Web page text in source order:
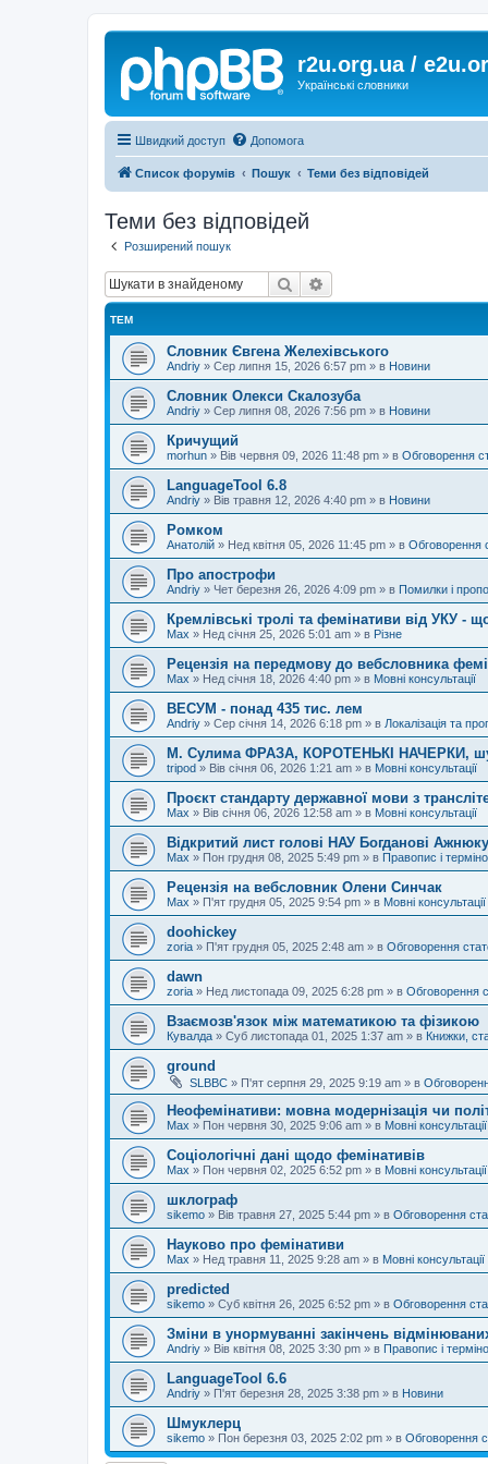
r2u.org.ua /
Українські словники
Швидкий доступ Допомога
Список форумів Пошук Теми без відповідей
Теми без відповідей
Розширений пошук
Пошук
ТЕМ
Словник Євгена Желехівського
Andriy » Сер липня 15, 2026 6:57 pm » в Новини
Словник Олекси Скалозуба
Andriy » Сер липня 08, 2026 7:56 pm » в Новини
Кричущий
morhun » Вів червня 09, 2026 11:48 pm » в Обговорення
LanguageTool 6.8
Andriy » Вів травня 12, 2026 4:40 pm » в Новини
Ромком
Анатолій » Нед квітня 05, 2026 11:45 pm » в Обговорення
Про апострофи
Andriy » Чет березня 26, 2026 4:09 pm » в Помилки і
Кремлівські тролі та фемінативи від УКУ -
Max » Нед січня 25, 2026 5:01 am » в Різне
Рецензія на передмову до вебсловника
Max » Нед січня 18, 2026 4:40 pm » в Мовні консультації
ВЕСУМ - понад 435 тис. лем
Andriy » Сер січня 14, 2026 6:18 pm » в Локалізація та
М. Сулима ФРАЗА, КОРОТЕНЬКІ НАЧЕРКИ,
tripod » Вів січня 06, 2026 1:21 am » в Мовні консультації
Проєкт стандарту державної мови з
Max » Вів січня 06, 2026 12:58 am » в Мовні консультації
Відкритий лист голові НАУ Богданові
Max » Пон грудня 08, 2025 5:49 pm » в Правопис і
Рецензія на вебсловник Олени Синчак
Max » П'ят грудня 05, 2025 9:54 pm » в Мовні консультації
doohickey
zoria » П'ят грудня 05, 2025 2:48 am » в Обговорення
dawn
zoria » Нед листопада 09, 2025 6:28 pm » в Обговорення
Взаємозв'язок між математикою та фізикою
Кувалда » Суб листопада 01, 2025 1:37 am » в Книжки,
ground
SLBBC » П'ят серпня 29, 2025 9:19 am » в
Неофемінативи: мовна модернізація чи
Max » Пон червня 30, 2025 9:06 am » в Мовні консультації
Соціологічні дані щодо фемінативів
Max » Пон червня 02, 2025 6:52 pm » в Мовні консультації
шклограф
sikemo » Вів травня 27, 2025 5:44 pm » в Обговорення
Науково про фемінативи
Max » Нед травня 11, 2025 9:28 am » в Мовні консультації
predicted
sikemo » Суб квітня 26, 2025 6:52 pm » в Обговорення
Зміни в унормуванні закінчень
Andriy » Вів квітня 08, 2025 3:30 pm » в Правопис і
LanguageTool 6.6
Andriy » П'ят березня 28, 2025 3:38 pm » в Новини
Шмуклерц
sikemo » Пон березня 03, 2025 2:02 pm » в Обговорення